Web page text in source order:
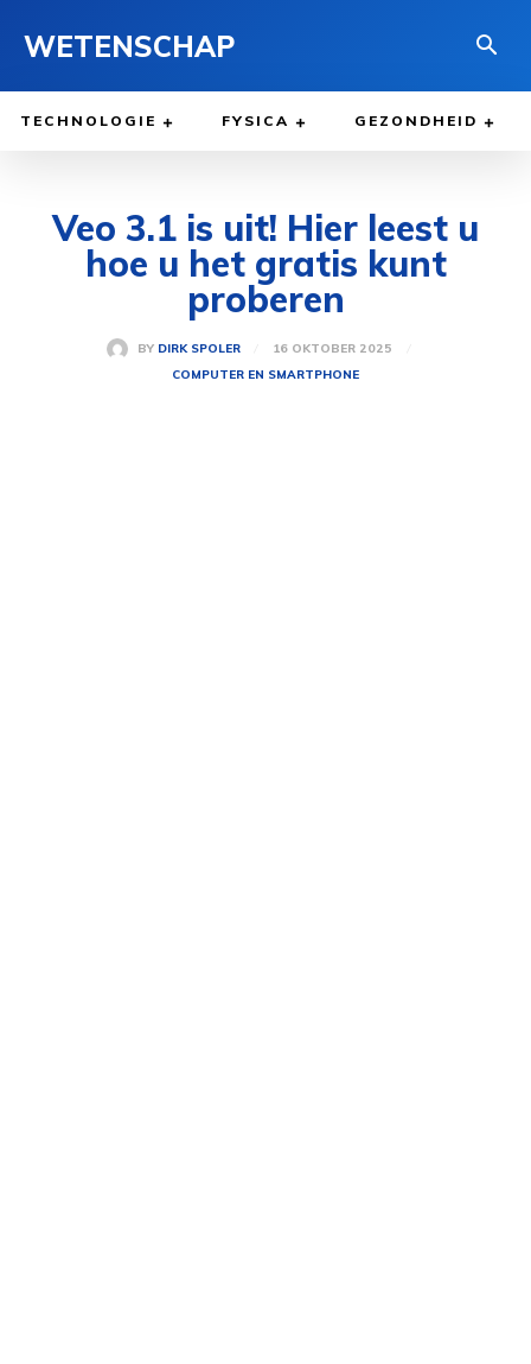
WETENSCHAP
TECHNOLOGIE FYSICA GEZONDHEID
Veo 3.1 is uit! Hier leest u
hoe u het gratis kunt
proberen
BY DIRK SPOLER
16 OKTOBER 2025
COMPUTER EN SMARTPHONE